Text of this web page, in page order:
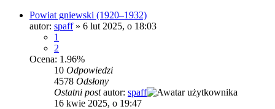
Powiat gniewski (1920–1932)
autor: spaff» 6 lut 2025, o 18:03
1
2
Ocena: 1.96%
10 Odpowiedzi
4578 Odsłony
Ostatni postautor: spaff
16 kwie 2025, o 19:47